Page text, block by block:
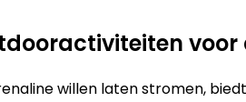
voor
willen laten stromen,